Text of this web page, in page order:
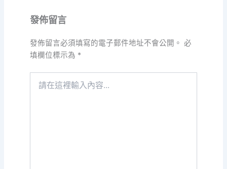
發佈留言
發佈留言必須填寫的電子郵件地址不會公開。 必
填欄位標示為 *